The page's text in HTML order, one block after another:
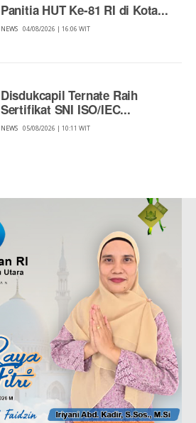
Panitia HUT Ke-81 RI di Kota...
NEWS 04/08/2026 | 16:06 WIT
Disdukcapil Ternate Raih
Sertifikat SNI ISO/IEC...
NEWS 05/08/2026 | 10:11 WIT